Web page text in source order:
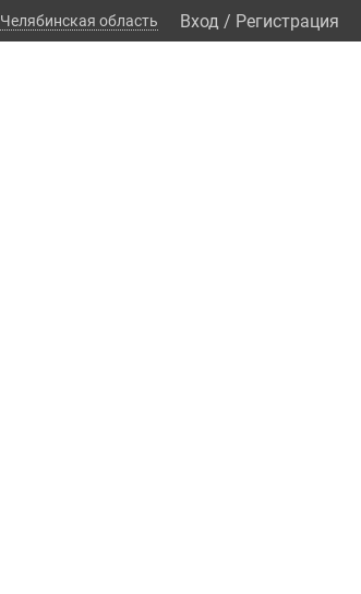
Челябинская область Вход / Регистрация